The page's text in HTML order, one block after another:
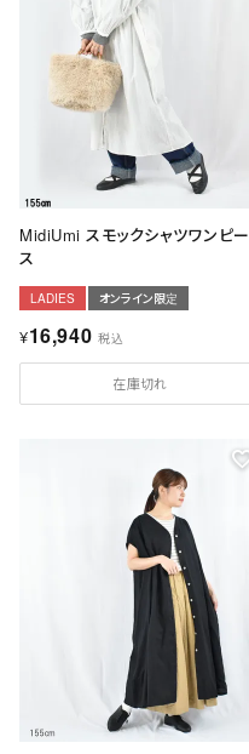
MidiUmi スモックシャツワンピー
ス
LADIES オンライン限定
¥16,940 税込
在庫切れ